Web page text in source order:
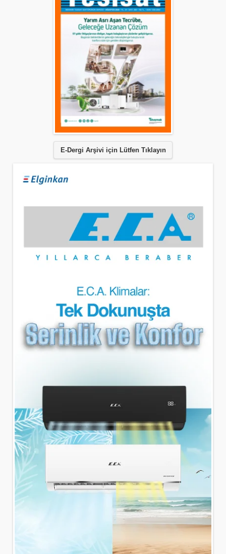
E-Dergi Arşivi için Lütfen Tıklayın